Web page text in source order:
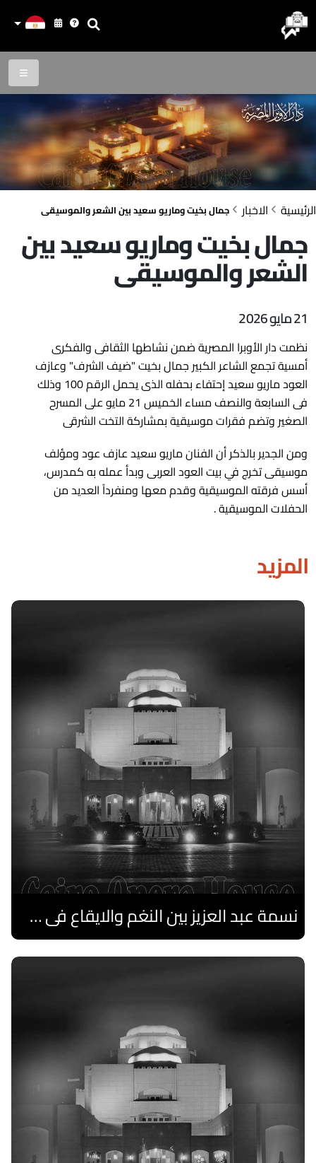
الرئيسية الاخبار جمال بخيت وماريو سعيد بين الشعر والموسيقى
جمال بخيت وماريو سعيد بين
الشعر والموسيقى
21 مايو 2026
نظمت دار الأوبرا المصرية ضمن نشاطها الثقافى والفكرى
أمسية تجمع الشاعر الكبير جمال بخيت "ضيف الشرف" وعازف
العود ماريو سعيد إحتفاء بحفله الذى يحمل الرقم 100 وذلك
فى السابعة والنصف مساء الخميس 21 مايو على المسرح
الصغير وتضم فقرات موسيقية بمشاركة التخت الشرقى
ومن الجدير بالذكر أن الفنان ماريو سعيد عازف عود ومؤلف
موسيقى تخرج في بيت العود العربى وبدأ عمله به كمدرس،
أسس فرقته الموسيقية وقدم معها ومنفرداً العديد من
الحفلات الموسيقية .
المزيد
نسمة عبد العزيز بين النغم والايقاع فى صيف الأوبرا
اقرا المزيد